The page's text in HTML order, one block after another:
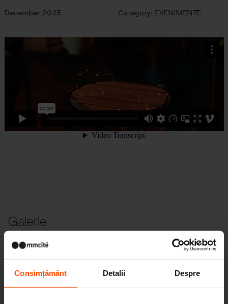
Consimțământ Detalii Despre
December 2025 Category: EVENIMENTE
Galerie
Mai multe știri